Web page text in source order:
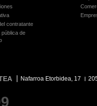
contratante
pública de
Nafarroa Etorbidea, 17